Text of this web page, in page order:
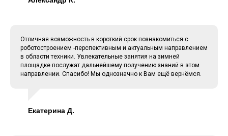
Отличная возможность в короткий срок познакомиться с
роботостроением -перспективным и актуальным направлением
в области техники. Увлекательные занятия на зимней
площадке послужат дальнейшему получению знаний в этом
направлении. Спасибо! Мы однозначно к Вам ещё вернёмся.
Екатерина Д.